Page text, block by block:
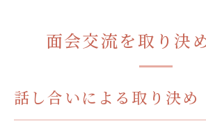
面会交流を取り決
話し合いによる取り決め